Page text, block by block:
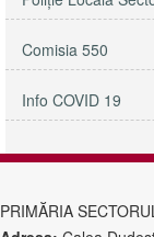
Comisia 550
Info COVID 19
PRIMĂRIA